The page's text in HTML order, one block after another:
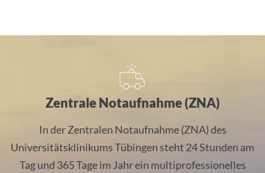
Zentrale Notaufnahme ZNA
Zentrale Notaufnahme (ZNA)
In der Zentralen Notaufnahme (ZNA) des
Universitätsklinikums Tübingen steht 24 Stunden am
Tag und 365 Tage im Jahr ein multiprofessionelles